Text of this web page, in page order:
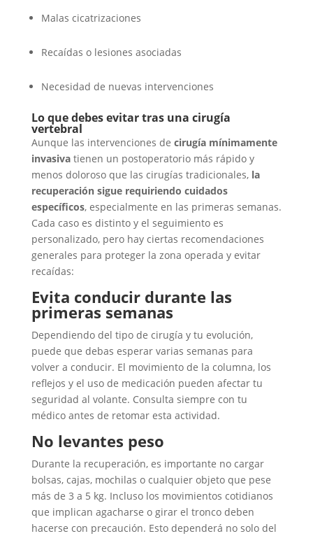
Malas cicatrizaciones
Recaídas o lesiones asociadas
Necesidad de nuevas intervenciones
Lo que debes evitar tras una cirugía
vertebral
Aunque las intervenciones de cirugía mínimamente
invasivatienen un postoperatorio más rápido y
menos doloroso que las cirugías tradicionales, la
recuperación sigue requiriendo cuidados
específicos, especialmente en las primeras semanas.
Cada caso es distinto y el seguimiento es
personalizado, pero hay ciertas recomendaciones
generales para proteger la zona operada y evitar
recaídas:
Evita conducir durante las
primeras semanas
Dependiendo del tipo de cirugía y tu evolución,
puede que debas esperar varias semanas para
volver a conducir. El movimiento de la columna, los
reflejos y el uso de medicación pueden afectar tu
seguridad al volante. Consulta siempre con tu
médico antes de retomar esta actividad.
No levantes peso
Durante la recuperación, es importante no cargar
bolsas, cajas, mochilas o cualquier objeto que pese
más de 3 a 5 kg. Incluso los movimientos cotidianos
que implican agacharse o girar el tronco deben
hacerse con precaución. Esto dependerá no solo del